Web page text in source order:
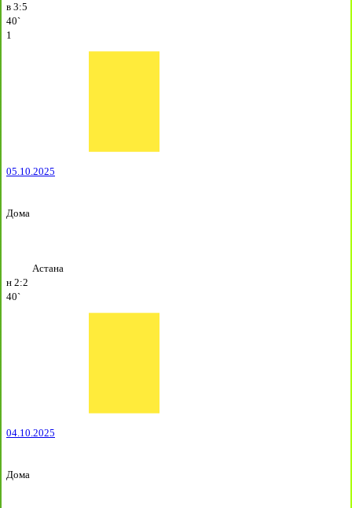
в 3:5
40`
1
05.10.2025
Дома
Астана
н 2:2
40`
04.10.2025
Дома